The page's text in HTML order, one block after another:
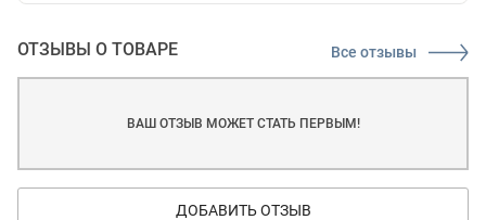
ОТЗЫВЫ О ТОВАРЕ Все отзывы
ВАШ ОТЗЫВ МОЖЕТ СТАТЬ ПЕРВЫМ!
ДОБАВИТЬ ОТЗЫВ